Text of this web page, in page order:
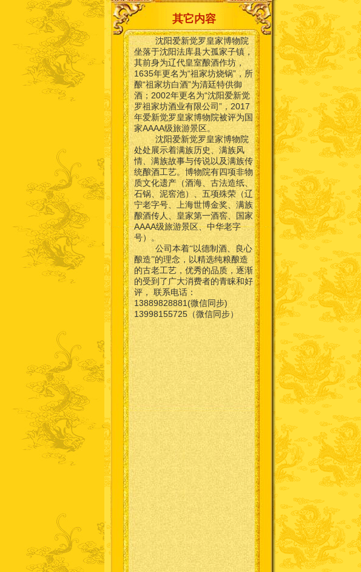
其它内容
沈阳爱新觉罗皇家博物院
坐落于沈阳法库县大孤家子镇，
其前身为辽代皇室酿酒作坊，
1635年更名为“祖家坊烧锅”，所
酿“祖家坊白酒”为清廷特供御
酒；2002年更名为“沈阳爱新觉
罗祖家坊酒业有限公司”，2017
年爱新觉罗皇家博物院被评为国
家AAAA级旅游景区。
沈阳爱新觉罗皇家博物院
处处展示着满族历史、满族风
情、满族故事与传说以及满族传
统酿酒工艺。博物院有四项非物
质文化遗产（酒海、古法造纸、
石锅、泥窖池）、五项殊荣（辽
宁老字号、上海世博金奖、满族
酿酒传人、皇家第一酒窖、国家
AAAA级旅游景区、中华老字
号）。
公司本着“以德制酒、良心
酿造”的理念，以精选纯粮酿造
的古老工艺，优秀的品质，逐渐
的受到了广大消费者的青睐和好
评， 联系电话：
13889828881(微信同步)
13998155725（微信同步）